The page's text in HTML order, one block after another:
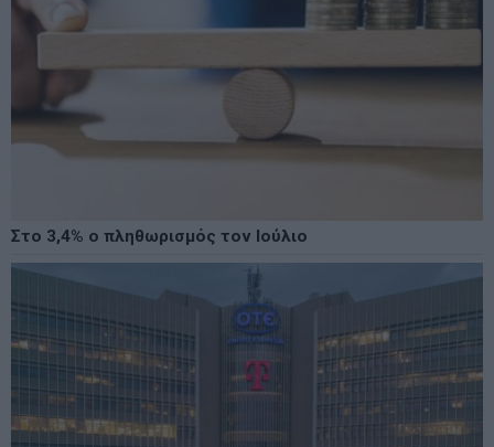
Στο 3,4% ο πληθωρισμός τον Ιούλιο